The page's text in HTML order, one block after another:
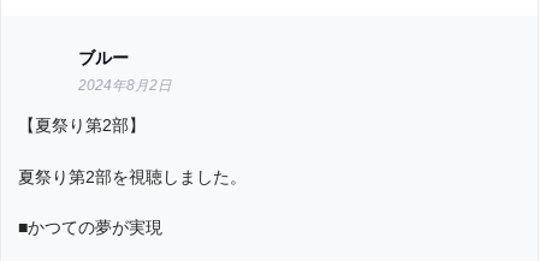
ブルー
2024年8月2日
【夏祭り第2部】
夏祭り第2部を視聴しました。
■かつての夢が実現